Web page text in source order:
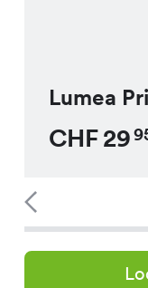
Lumea
CHF29